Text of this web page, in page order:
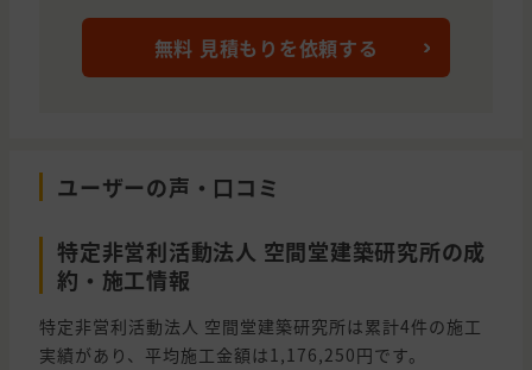
無料 見積もりを依頼する
ユーザーの声・口コミ
特定非営利活動法人 空間堂建築研究所の成
約・施工情報
特定非営利活動法人 空間堂建築研究所は累計4件の施工
実績があり、平均施工金額は1,176,250円です。